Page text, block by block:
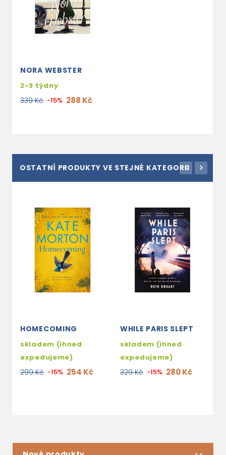
NORA WEBSTER
2-3 týdny
339 Kč -15% 288 Kč
OSTATNÍ PRODUKTY VE STEJNÉ KATEGORII
HOMECOMING
skladem (ihned
expedujeme)
299 Kč -15% 254 Kč
WHILE PARIS SLEPT
skladem (ihned
expedujeme)
329 Kč -15% 280 Kč